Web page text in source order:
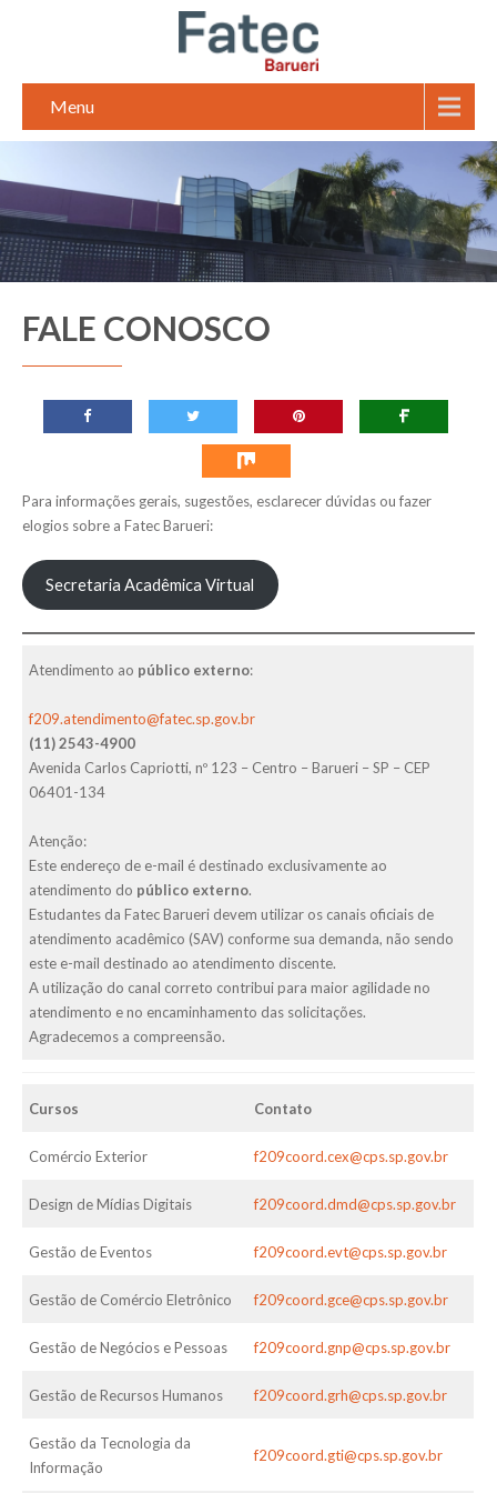
Menu
FALE CONOSCO
Para informações gerais, sugestões, esclarecer dúvidas ou fazer
elogios sobre a Fatec Barueri:
Secretaria Acadêmica Virtual
Atendimento ao público externo:
f209.atendimento@fatec.sp.gov.br
(11) 2543-4900
Avenida Carlos Capriotti, nº 123 – Centro – Barueri – SP – CEP
06401-134
Atenção:
Este endereço de e-mail é destinado exclusivamente ao
atendimento do público externo.
Estudantes da Fatec Barueri devem utilizar os canais oficiais de
atendimento acadêmico (SAV) conforme sua demanda, não sendo
este e-mail destinado ao atendimento discente.
A utilização do canal correto contribui para maior agilidade no
atendimento e no encaminhamento das solicitações.
Agradecemos a compreensão.
Cursos Contato
Comércio Exterior f209coord.cex@cps.sp.gov.br
Design de Mídias Digitais f209coord.dmd@cps.sp.gov.br
Gestão de Eventos f209coord.evt@cps.sp.gov.br
Gestão de Comércio Eletrônico f209coord.gce@cps.sp.gov.br
Gestão de Negócios e Pessoas f209coord.gnp@cps.sp.gov.br
Gestão de Recursos Humanos f209coord.grh@cps.sp.gov.br
Gestão da Tecnologia da
Informação
f209coord.gti@cps.sp.gov.br